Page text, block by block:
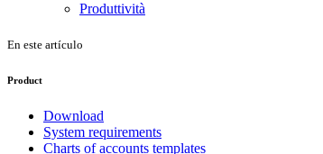
Produttività
En este artículo
Product
Download
System requirements
Charts of accounts templates